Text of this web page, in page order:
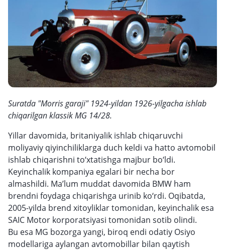
Suratda "Morris garaji" 1924-yildan 1926-yilgacha ishlab
chiqarilgan klassik MG 14/28.
Yillar davomida, britaniyalik ishlab chiqaruvchi
moliyaviy qiyinchiliklarga duch keldi va hatto avtomobil
ishlab chiqarishni to‘xtatishga majbur bo‘ldi.
Keyinchalik kompaniya egalari bir necha bor
almashildi. Ma’lum muddat davomida BMW ham
brendni foydaga chiqarishga urinib ko‘rdi. Oqibatda,
2005-yilda brend xitoyliklar tomonidan, keyinchalik esa
SAIC Motor korporatsiyasi tomonidan sotib olindi.
Bu esa MG bozorga yangi, biroq endi odatiy Osiyo
modellariga aylangan avtomobillar bilan qaytish